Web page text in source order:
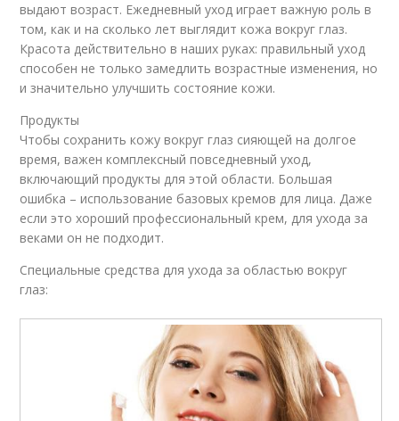
выдают возраст. Ежедневный уход играет важную роль в
том, как и на сколько лет выглядит кожа вокруг глаз.
Красота действительно в наших руках: правильный уход
способен не только замедлить возрастные изменения, но
и значительно улучшить состояние кожи.
Продукты
Чтобы сохранить кожу вокруг глаз сияющей на долгое
время, важен комплексный повседневный уход,
включающий продукты для этой области. Большая
ошибка – использование базовых кремов для лица. Даже
если это хороший профессиональный крем, для ухода за
веками он не подходит.
Специальные средства для ухода за областью вокруг
глаз: